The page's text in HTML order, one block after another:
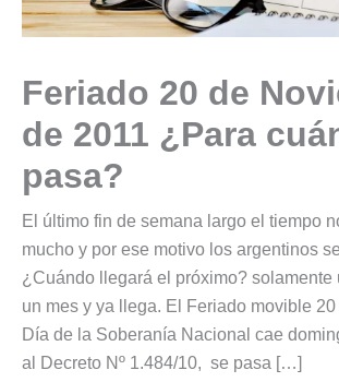
Feriado 20 de
de 2011 ¿Para
pasa?
El último fin de semana largo el tiempo
mucho y por ese motivo los argentinos
¿Cuándo llegará el próximo? solamente
un mes y ya llega. El Feriado movible
Día de la Soberanía Nacional cae
al Decreto Nº 1.484/10, se pasa […]